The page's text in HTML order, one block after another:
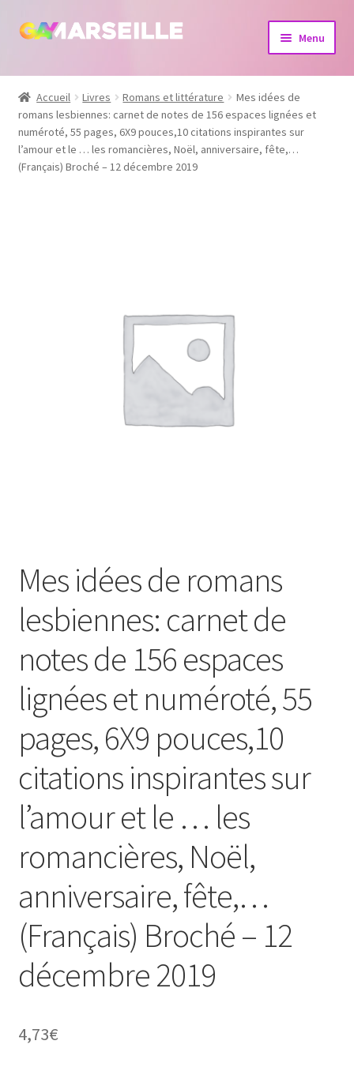
Aller
navigation
Aller
Menu
Boutique
Bijoux
Calendrier
Accueil Livres Romans et littérature
Mes idées de
romans lesbiennes: carnet de notes de 156 espaces lignées et
numéroté, 55 pages, 6X9 pouces,10 citations inspirantes sur
l’amour et le … les romancières, Noël, anniversaire, fête,…
(Français) Broché – 12 décembre 2019
Mes idées de romans
lesbiennes: carnet de
notes de 156 espaces
lignées et numéroté, 55
pages, 6X9 pouces,10
citations inspirantes sur
l’amour et le … les
romancières, Noël,
anniversaire, fête,…
(Français) Broché – 12
décembre 2019
4,73€